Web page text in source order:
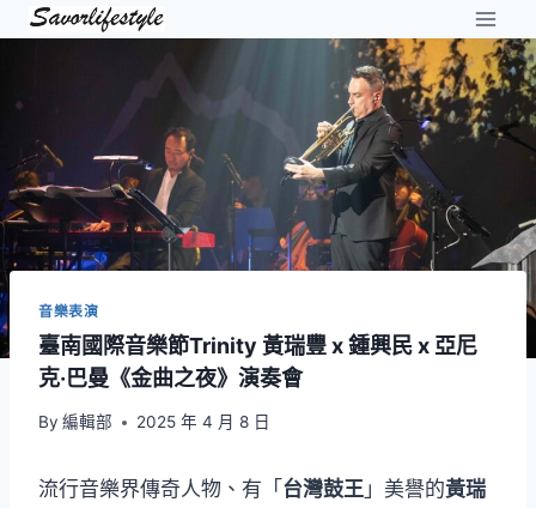
Skip
音樂表演
臺南國際音樂節Trinity 黃瑞豐 x 鍾興民 x 亞尼
克·巴曼《金曲之夜》演奏會
By 編輯部 2025 年 4 月 8 日
流行音樂界傳奇人物、有「 台灣鼓王 」美譽的黃瑞